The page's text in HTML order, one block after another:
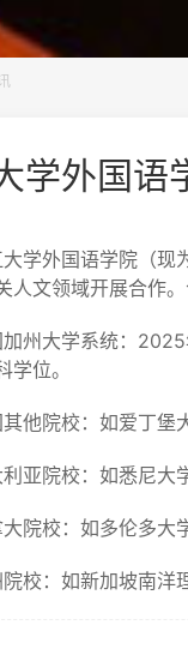
学外国语
外国语学院（现为
人文领域开展合作。
大学系统‌：2025年
学位。‌
院校‌：如爱丁堡大
院校‌：如悉尼大学
校‌：如多伦多大学
：如新加坡南洋理